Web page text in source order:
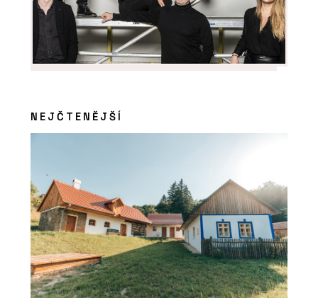
Akustické podhledy
Rigiton - Rigips
NEJČTENĚJŠÍ